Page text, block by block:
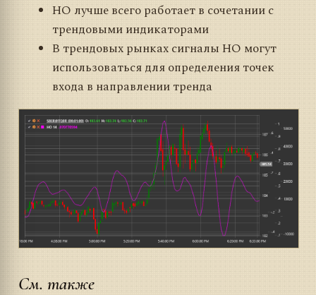
HO лучше всего работает в сочетании с
трендовыми индикаторами
В трендовых рынках сигналы HO могут
использоваться для определения точек
входа в направлении тренда
См. также